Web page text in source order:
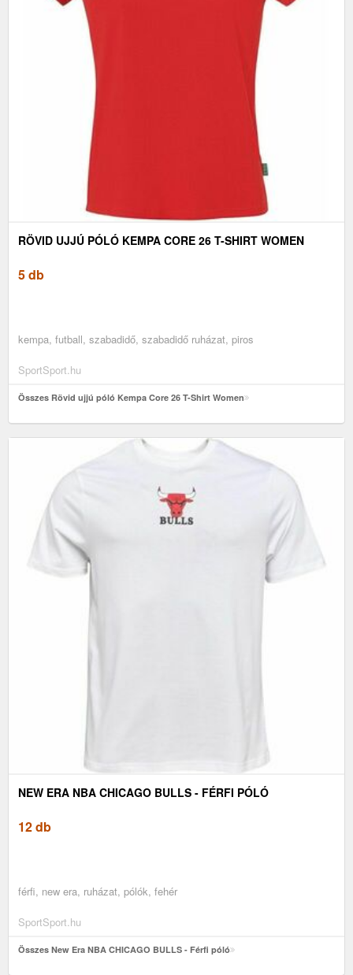
RÖVID UJJÚ PÓLÓ KEMPA CORE 26 T-SHIRT WOMEN
5 db
kempa, futball, szabadidő, szabadidő ruházat, piros
SportSport.hu
Összes Rövid ujjú póló Kempa Core 26 T-Shirt Women
NEW ERA NBA CHICAGO BULLS - FÉRFI PÓLÓ
12 db
férfi, new era, ruházat, pólók, fehér
SportSport.hu
Összes New Era NBA CHICAGO BULLS - Férfi póló